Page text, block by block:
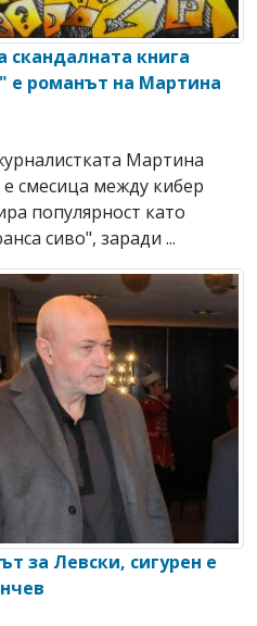
скандалната книга
е романът на Мартина
Мартина
смесица между кибер
популярност като
сиво", заради ...
за Левски, сигурен е